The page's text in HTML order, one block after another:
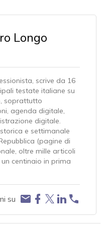
Longo
scrive da 16
testate italiane su
soprattutto
agenda digitale,
digitale.
e settimanale
(pagine di
oltre mille articoli
centinaio in prima
su